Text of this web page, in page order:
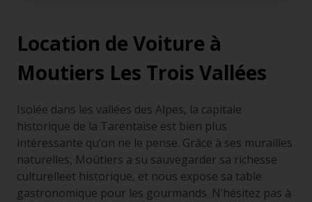
Location de Voiture à
Moutiers Les Trois Vallées
Isolée dans les vallées des Alpes, la capitale
historique de la Tarentaise est bien plus
intéressante qu’on ne le pense. Grâce à ses murailles
naturelles, Moûtiers a su sauvegarder sa richesse
culturelleet historique, et nous expose sa table
gastronomique pour les gourmands. N’hésitez pas à